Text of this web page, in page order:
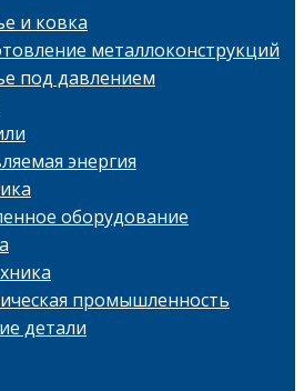
и ковка
металлоконструкций
под давлением
энергия
оборудование
промышленность
детали